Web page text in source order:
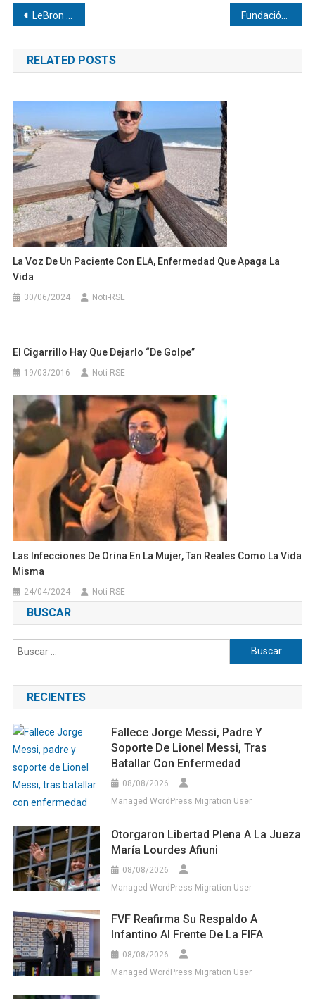
Navegación
de
entradas
LeBron James deja en el aire su futuro en la NBA
RELATED POSTS
La Voz De Un Paciente Con ELA, Enfermedad Que Apaga La
Vida
30/06/2024 Noti-RSE
El Cigarrillo Hay Que Dejarlo “de Golpe”
19/03/2016 Noti-RSE
Las Infecciones De Orina En La Mujer, Tan Reales Como La Vida
Misma
24/04/2024 Noti-RSE
BUSCAR
Buscar:
RECIENTES
Fallece Jorge Messi, Padre Y
Soporte De Lionel Messi, Tras
Batallar Con Enfermedad
08/08/2026
Managed WordPress Migration User
Otorgaron Libertad Plena A La Jueza
María Lourdes Afiuni
08/08/2026
Managed WordPress Migration User
FVF Reafirma Su Respaldo A
Infantino Al Frente De La FIFA
08/08/2026
Managed WordPress Migration User